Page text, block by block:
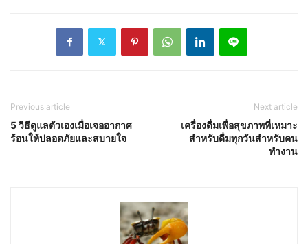
Previous article
5 วิธีดูแลตัวเองเมื่อเจออากาศ
ร้อนให้ปลอดภัยและสบายใจ
Next article
เครื่องดื่มเพื่อสุขภาพที่เหมาะ
สำหรับดื่มทุกวันสำหรับคน
ทำงาน